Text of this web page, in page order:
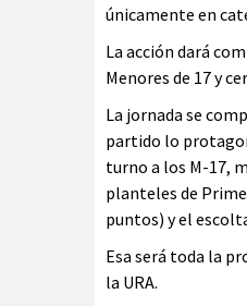
únicamente en
La acción dará
Menores de 17 y
La jornada se
partido lo
turno a los M-17,
planteles de
puntos) y el
Esa será toda la
la URA.